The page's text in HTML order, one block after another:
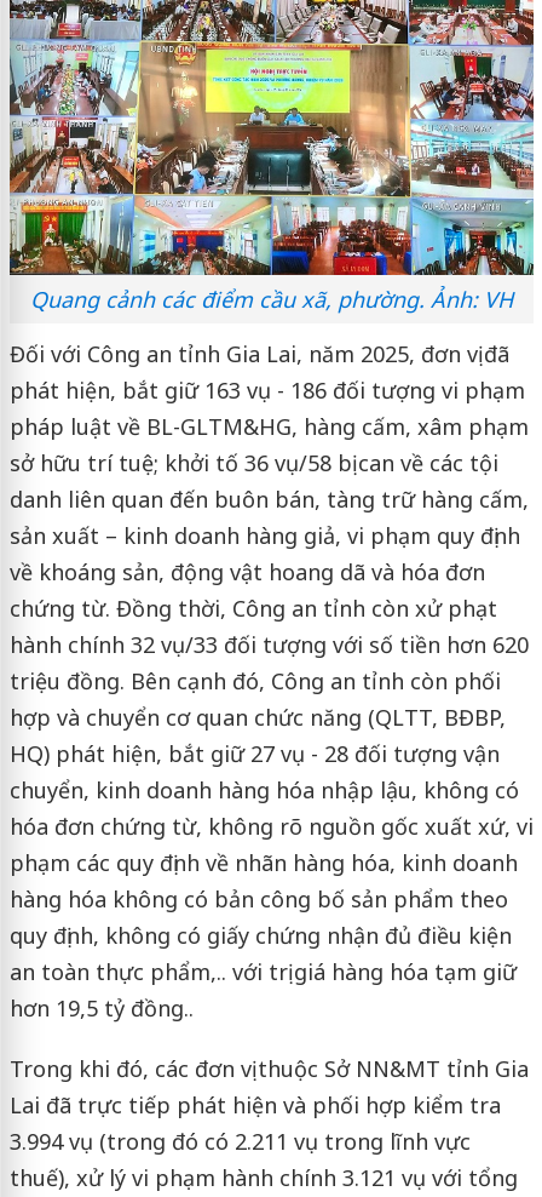
Quang cảnh các điểm cầu xã, phường. Ảnh: VH
Đối với Công an tỉnh Gia Lai, năm 2025, đơn vị đã
phát hiện, bắt giữ 163 vụ - 186 đối tượng vi phạm
pháp luật về BL-GLTM&HG, hàng cấm, xâm phạm
sở hữu trí tuệ; khởi tố 36 vụ/58 bị can về các tội
danh liên quan đến buôn bán, tàng trữ hàng cấm,
sản xuất – kinh doanh hàng giả, vi phạm quy định
về khoáng sản, động vật hoang dã và hóa đơn
chứng từ. Đồng thời, Công an tỉnh còn xử phạt
hành chính 32 vụ/33 đối tượng với số tiền hơn 620
triệu đồng. Bên cạnh đó, Công an tỉnh còn phối
hợp và chuyển cơ quan chức năng (QLTT, BĐBP,
HQ) phát hiện, bắt giữ 27 vụ - 28 đối tượng vận
chuyển, kinh doanh hàng hóa nhập lậu, không có
hóa đơn chứng từ, không rõ nguồn gốc xuất xứ, vi
phạm các quy định về nhãn hàng hóa, kinh doanh
hàng hóa không có bản công bố sản phẩm theo
quy định, không có giấy chứng nhận đủ điều kiện
an toàn thực phẩm,.. với trị giá hàng hóa tạm giữ
hơn 19,5 tỷ đồng..
Trong khi đó, các đơn vị thuộc Sở NN&MT tỉnh Gia
Lai đã trực tiếp phát hiện và phối hợp kiểm tra
3.994 vụ (trong đó có 2.211 vụ trong lĩnh vực
thuế), xử lý vi phạm hành chính 3.121 vụ với tổng